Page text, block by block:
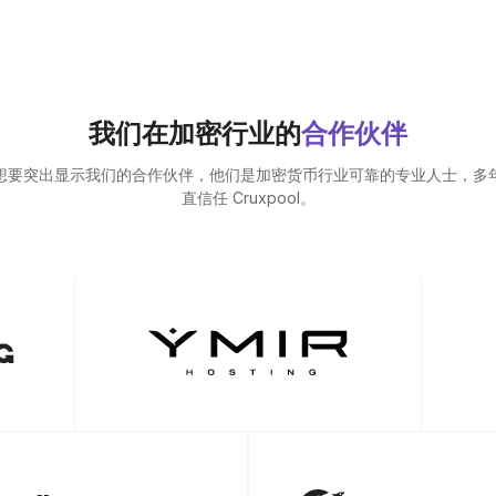
我们在加密行业的合作伙伴
要突出显示我们的合作伙伴，他们是加密货币行业可靠的专业人士，多
直信任 Cruxpool。